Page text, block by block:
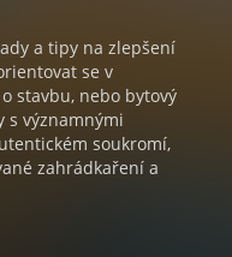
a tipy na zlepšení
se v
stavbu, nebo bytový
s významnými
soukromí,
zahrádkaření a